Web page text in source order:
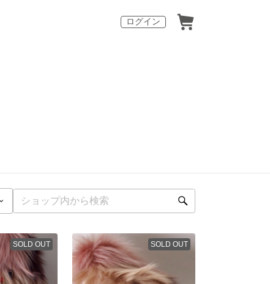
ログイン
SOLD OUT SOLD OUT